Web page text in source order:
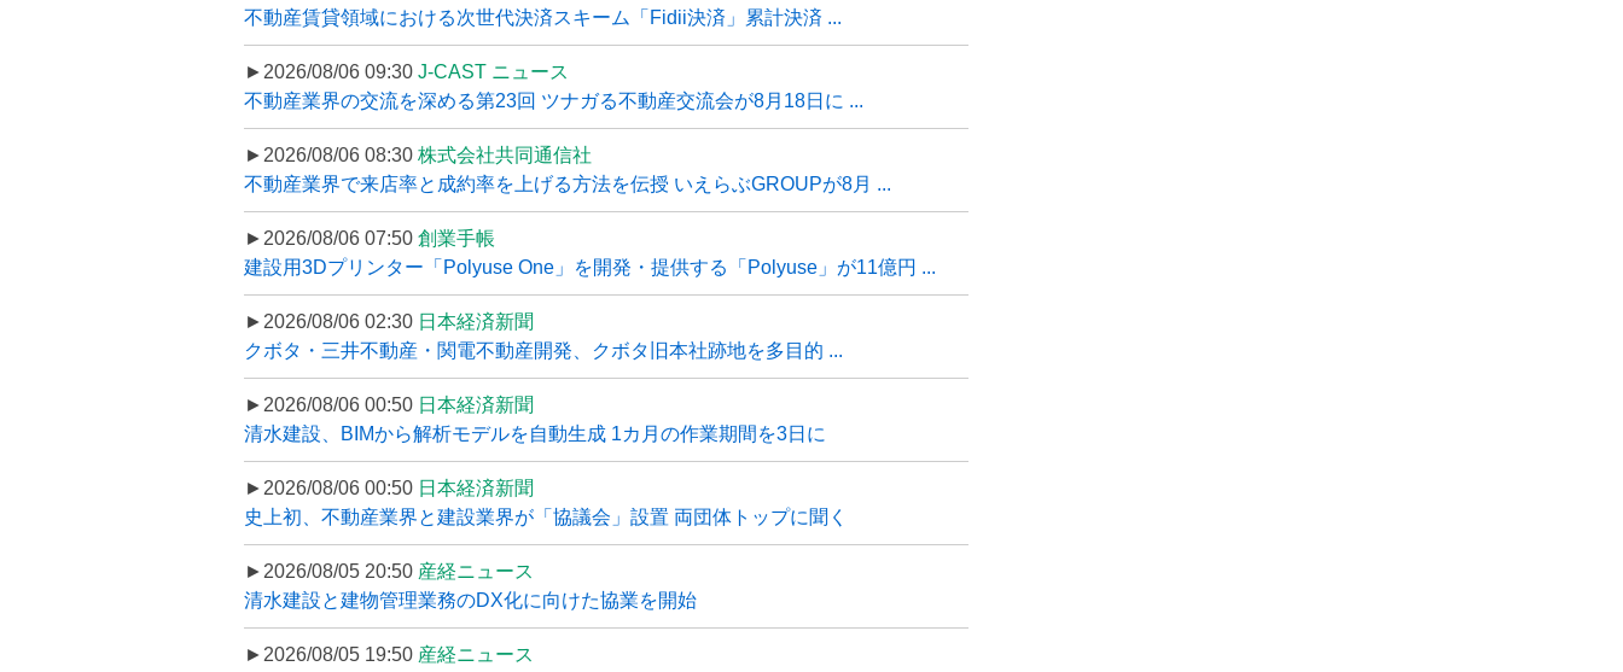
不動産賃貸領域における次世代決済スキーム「Fidii決済」累計決済 ...
►2026/08/06 09:30 J-CAST ニュース
不動産業界の交流を深める第23回 ツナガる不動産交流会が8月18日に ...
►2026/08/06 08:30 株式会社共同通信社
不動産業界で来店率と成約率を上げる方法を伝授 いえらぶGROUPが8月 ...
►2026/08/06 07:50 創業手帳
建設用3Dプリンター「Polyuse One」を開発・提供する「Polyuse」が11億円 ...
►2026/08/06 02:30 日本経済新聞
クボタ・三井不動産・関電不動産開発、クボタ旧本社跡地を多目的 ...
►2026/08/06 00:50 日本経済新聞
清水建設、BIMから解析モデルを自動生成 1カ月の作業期間を3日に
►2026/08/06 00:50 日本経済新聞
史上初、不動産業界と建設業界が「協議会」設置 両団体トップに聞く
►2026/08/05 20:50 産経ニュース
清水建設と建物管理業務のDX化に向けた協業を開始
►2026/08/05 19:50 産経ニュース